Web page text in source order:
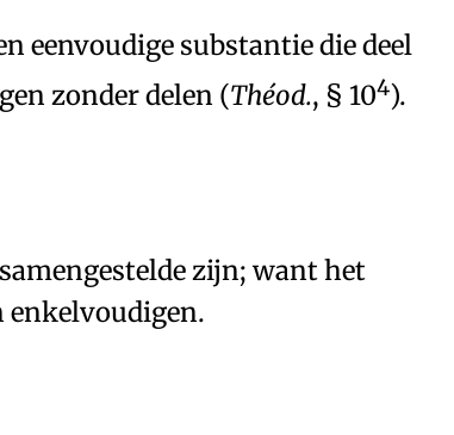
eenvoudige substantiedie deel
zonder delen (Théod., § 104).
samengesteldezijn; want het
enkelvoudigen.